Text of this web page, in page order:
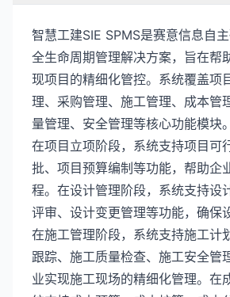
智慧工建SIE SPMS是赛意信息自
全生命周期管理解决方案，旨在帮
现项目的精细化管控。系统覆盖项
理、采购管理、施工管理、成本管
量管理、安全管理等核心功能模块。
在项目立项阶段，系统支持项目可
批、项目预算编制等功能，帮助企
程。在设计管理阶段，系统支持设
评审、设计变更管理等功能，确保
在施工管理阶段，系统支持施工计
跟踪、施工质量检查、施工安全管
业实现施工现场的精细化管理。在